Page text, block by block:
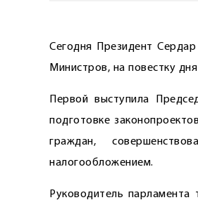
Сегодня Президент
Министров, на повестку
Первой выступила
подготовке
граждан,
налогообложением.
Руководитель